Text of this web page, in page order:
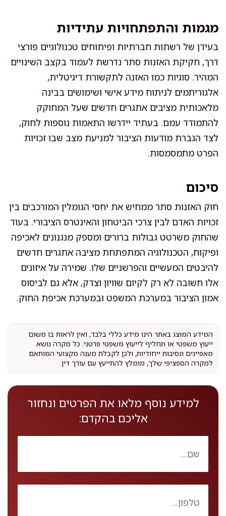
מגמות והתפתחויות עתידיות
בעידן של רשתות חברתיות ופיתוחים טכנולוגיים פורצי
דרך, חקיקת האזנות סתר נדרשת לעמוד בקצב השינויים
המהיר. סוגיות כמו האזנה לתקשורת דיגיטלית,
אלגוריתמים לניתוח מידע אישי ושימושים בבינה
מלאכותית מציבים אתגרים חדשים שעל המחוקק
להתמודד עמם. בעתיד יידרשו התאמות נוספות לחוק,
לצד הגברת מודעות הציבור למניעת מצב שבו זכויות
הפרט מתמסמסות.
סיכום
חוק האזנות סתר ממחיש את יחסי הגומלין המורכבים בין
זכויות האדם לבין צרכי הביטחון והאינטרס הציבורי. בעוד
שהחוק משרטט גבולות ברורים ומספק מנגנונים לאכיפה
ופיקוח, הטכנולוגיה המתפתחת מציבה אתגרים חדשים
להיבטים המעשיים והפרשניים שלו. שמירה על איזונים
אלו חשובה לא רק לקיום שוויון וצדק, אלא גם לביסוס
אמון הציבור במערכת המשפט ובמערכת אכיפת החוק.
המידע המוצג באתר הינו מידע כללי בלבד, ואין לראות בו משום
ייעוץ משפטי או תחליף לייעוץ משפטי פרטני. כל מקרה נושא
מאפיינים ונסיבות ייחודיות, ולכן לקבלת מענה מקצועי המותאם
למקרה הספציפי שלך, מומלץ להתייעץ עם עורך דין.
למידע נוסף מלאו את הפרטים ונחזור
אליכם בהקדם: